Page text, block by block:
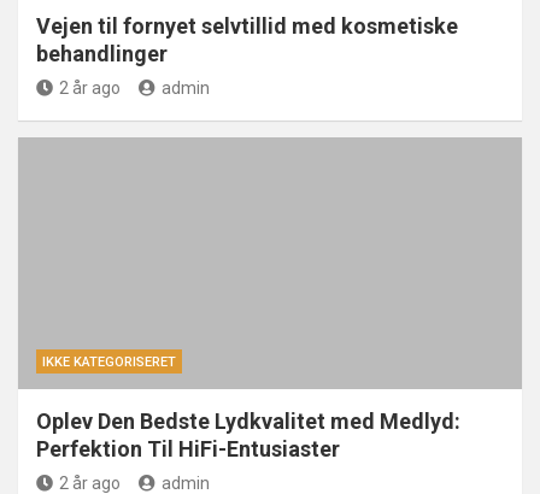
Vejen til fornyet selvtillid med kosmetiske
behandlinger
2 år ago admin
IKKE KATEGORISERET
Oplev Den Bedste Lydkvalitet med Medlyd:
Perfektion Til HiFi-Entusiaster
2 år ago admin